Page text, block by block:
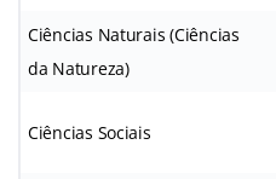
Ciências Naturais (Ciências
da Natureza)
Ciências Sociais